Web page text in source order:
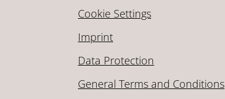
Cookie Settings
Imprint
Data Protection
General Terms and Conditions